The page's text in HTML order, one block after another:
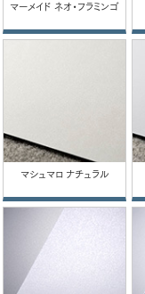
マーメイド ネオ・フラミンゴ
マシュマロ ナチュラル